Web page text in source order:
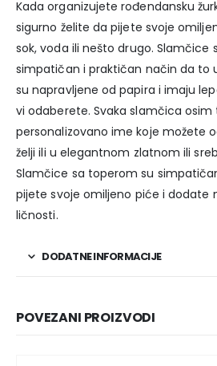
Kada organizujete rođendansku
sigurno želite da pijete svoje
sok, voda ili nešto drugo. Slamčice
simpatičan i praktičan način da to
su napravljene od papira i imaju
vi odaberete. Svaka slamčica
personalizovano ime koje možete
želji ili u elegantnom zlatnom ili
Slamčice sa toperom su
pijete svoje omiljeno piće i dodate
ličnosti.
DODATNE INFORMACIJE
POVEZANI PROIZVODI